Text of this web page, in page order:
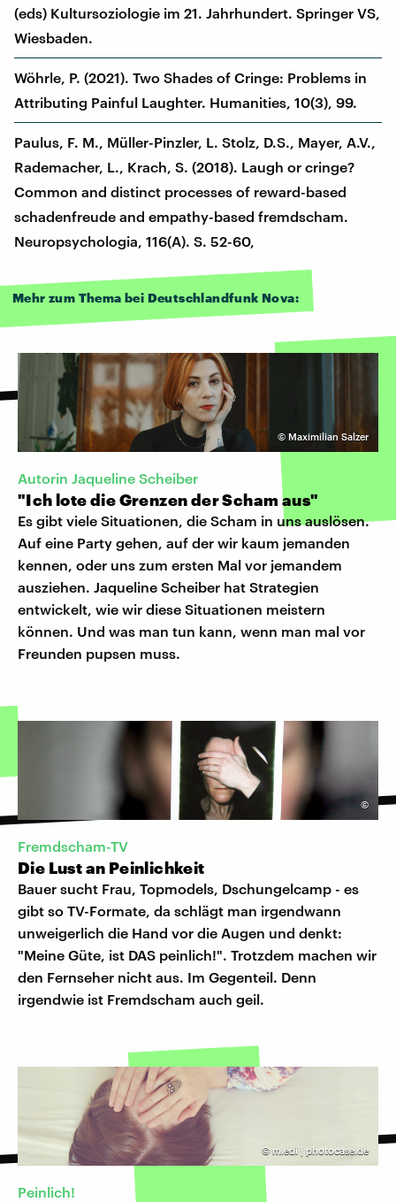
(eds) Kultursoziologie im 21. Jahrhundert. Springer VS,
Wiesbaden.
Wöhrle, P. (2021). Two Shades of Cringe: Problems in
Attributing Painful Laughter. Humanities, 10(3), 99.
Paulus, F. M., Müller-Pinzler, L. Stolz, D.S., Mayer, A.V.,
Rademacher, L., Krach, S. (2018). Laugh or cringe?
Common and distinct processes of reward-based
schadenfreude and empathy-based fremdscham.
Neuropsychologia, 116(A). S. 52-60,
Mehr zum Thema bei Deutschlandfunk Nova:
© Maximilian Salzer
Autorin Jaqueline Scheiber
"Ich lote die Grenzen der Scham aus"
Es gibt viele Situationen, die Scham in uns auslösen.
Auf eine Party gehen, auf der wir kaum jemanden
kennen, oder uns zum ersten Mal vor jemandem
ausziehen. Jaqueline Scheiber hat Strategien
entwickelt, wie wir diese Situationen meistern
können. Und was man tun kann, wenn man mal vor
Freunden pupsen muss.
©
Fremdscham-TV
Die Lust an Peinlichkeit
Bauer sucht Frau, Topmodels, Dschungelcamp - es
gibt so TV-Formate, da schlägt man irgendwann
unweigerlich die Hand vor die Augen und denkt:
"Meine Güte, ist DAS peinlich!". Trotzdem machen wir
den Fernseher nicht aus. Im Gegenteil. Denn
irgendwie ist Fremdscham auch geil.
© m.edi | photocase.de
Peinlich!